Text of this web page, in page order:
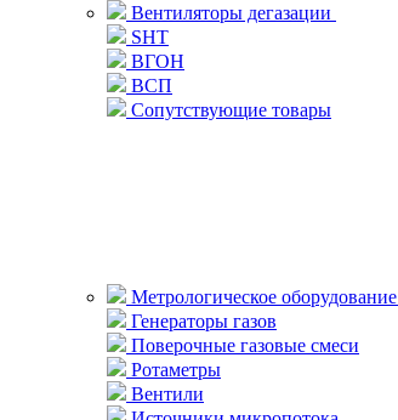
Вентиляторы дегазации
SHT
ВГОН
ВСП
Сопутствующие товары
Метрологическое оборудование
Генераторы газов
Поверочные газовые смеси
Ротаметры
Вентили